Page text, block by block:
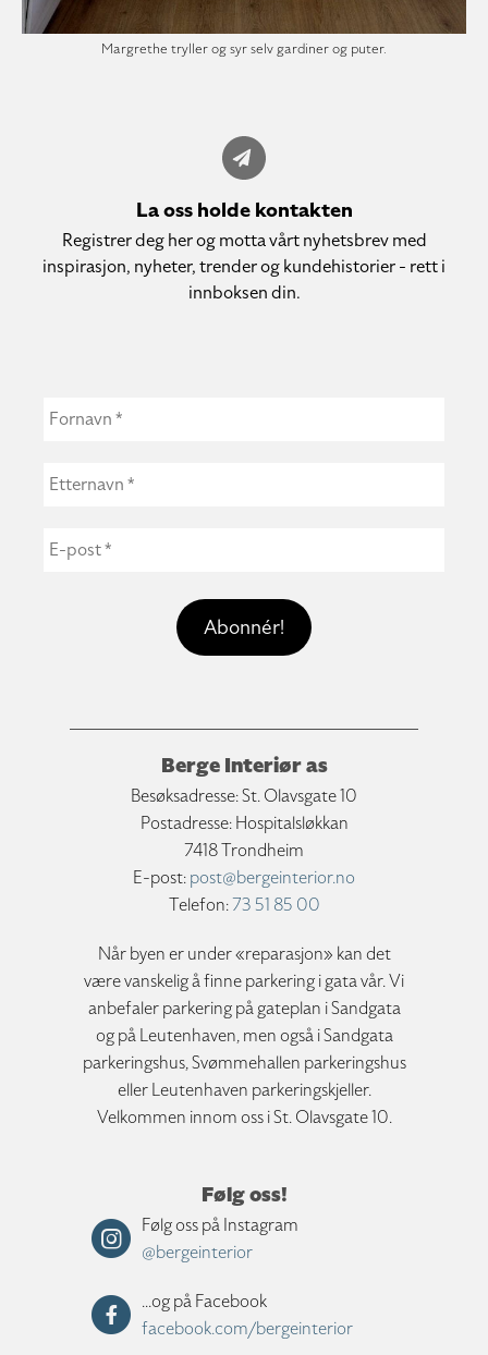
Margrethe tryller og syr selv gardiner og puter.
La oss holde kontakten
Registrer deg her og motta vårt nyhetsbrev med
inspirasjon, nyheter, trender og kundehistorier - rett i
innboksen din.
Berge Interiør as
Besøksadresse: St. Olavsgate 10
Postadresse: Hospitalsløkkan
7418 Trondheim
E-post:post@bergeinterior.no
Telefon:73 51 85 00
Når byen er under «reparasjon» kan det
være vanskelig å finne parkering i gata vår. Vi
anbefaler parkering på gateplan i Sandgata
og på Leutenhaven, men også i Sandgata
parkeringshus, Svømmehallen parkeringshus
eller Leutenhaven parkeringskjeller.
Velkommen innom oss i St. Olavsgate 10.
Følg oss!
Følg oss på Instagram
@bergeinterior
...og på Facebook
facebook.com/bergeinterior